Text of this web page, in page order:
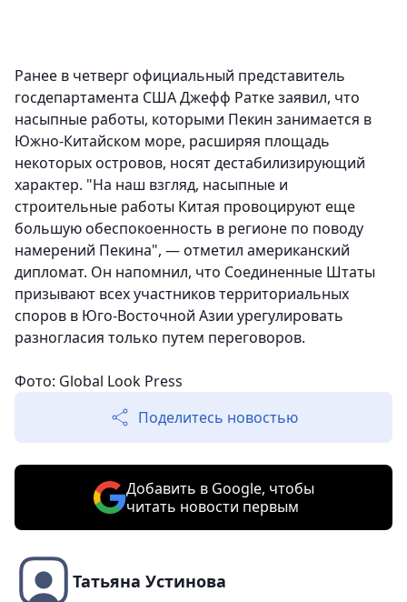
Ранее в четверг официальный представитель
госдепартамента США Джефф Ратке заявил, что
насыпные работы, которыми Пекин занимается в
Южно-Китайском море, расширяя площадь
некоторых островов, носят дестабилизирующий
характер. "На наш взгляд, насыпные и
строительные работы Китая провоцируют еще
большую обеспокоенность в регионе по поводу
намерений Пекина", — отметил американский
дипломат. Он напомнил, что Соединенные Штаты
призывают всех участников территориальных
споров в Юго-Восточной Азии урегулировать
разногласия только путем переговоров.
Фото: Global Look Press
Поделитесь новостью
Добавить в Google, чтобы
читать новости первым
Татьяна Устинова